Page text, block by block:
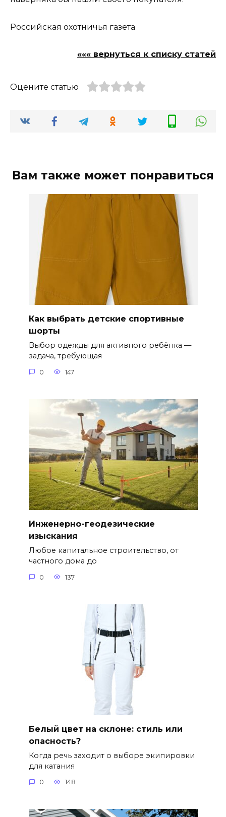
Российская охотничья газета
««« вернуться к списку статей
Оцените статью
Вам также может понравиться
Как выбрать детские спортивные
шорты
Выбор одежды для активного ребёнка —
задача, требующая
0 147
Инженерно-геодезические
изыскания
Любое капитальное строительство, от
частного дома до
0 137
Белый цвет на склоне: стиль или
опасность?
Когда речь заходит о выборе экипировки
для катания
0 148